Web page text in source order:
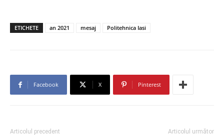
ETICHETE an 2021 mesaj Politehnica Iasi
Facebook X Pinterest
Articolul precedent Articolul următor